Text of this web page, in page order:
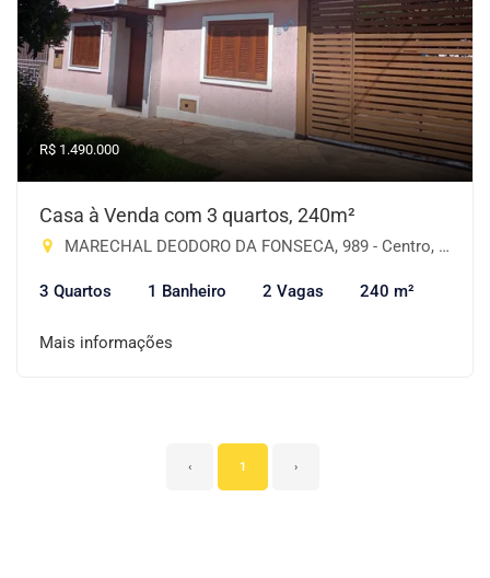
R$ 1.490.000
Casa à Venda com 3 quartos, 240m²
MARECHAL DEODORO DA FONSECA, 989 - Centro, Cruz Alta-RS
3 Quartos 1 Banheiro 2 Vagas 240 m²
Mais informações
‹ 1 ›